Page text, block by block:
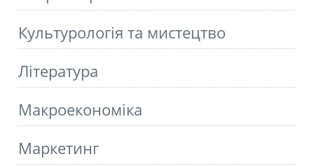
Культурологія та мистецтво
Літературa
Макроекономіка
Маркетинг